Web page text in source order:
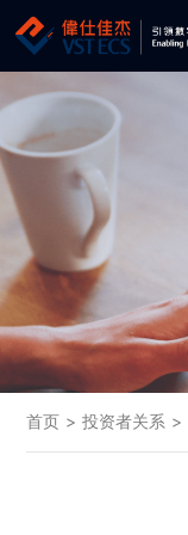
首页 > 投资者关系 >